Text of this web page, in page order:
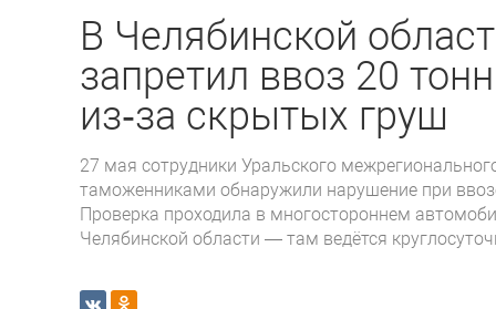
В Челябинской
запретил ввоз 20
из‑за скрытых груш
27 мая сотрудники Уральского
таможенниками обнаружили нарушение при
Проверка проходила в многостороннем
Челябинской области — там ведётся